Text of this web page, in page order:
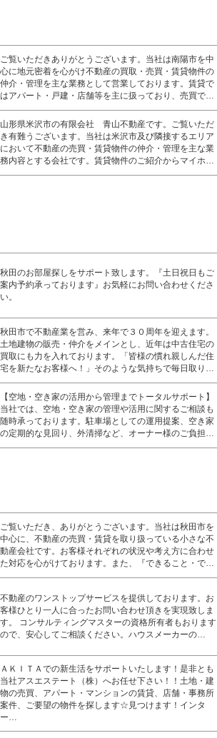
ご覧いただきありがとうございます。当社は南陽市を中
心に地元密着を心がけ不動産の買取・売買・賃貸物件の
仲介・管理を主な業務として営業しております。賃貸で
はアパート・戸建・店舗等を主に扱っており、売買で…
山形県米沢市の有限会社 青山不動産です。ご覧いただ
き有難うございます。当社は米沢市及び隣接するエリア
において不動産の売買・賃貸物件の仲介・管理を主な業
務内容とする会社です。賃貸物件のご紹介からマイホ…
秋田のお部屋探しをサポート致します。『土日祝日もご
案内予約承っております』お気軽にお問い合わせくださ
い。
秋田市で不動産業を営み、来年で３０周年を迎えます。
土地建物の販売・仲介をメインとし、近年は中古住宅の
買取にも力を入れております。「皆様の慣れ親しんだ住
宅を新たなお客様へ！」そのような気持ちで毎日取り…
【空地・空き家の活用から管理までトータルサポート】
当社では、空地・空き家の管理や活用に関するご相談も
随時承っております。駐車場としての運用提案、空き家
の定期的な見回り、外清掃など、オーナー様のご負担…
ご覧いただき、ありがとうございます。当社は秋田市を
中心に、不動産の売買・賃貸を取り扱っている小さな不
動産会社です。お客様それぞれの状況や考え方に合わせ
た対応を心がけております。また、『できること・で…
不動産のワンストップサービスを提供しております。お
客様ひとり一人に合ったお問い合わせ頂きを実現致しま
す。 コンサルティングマスターの資格所有者もおります
ので、安心してご相談ください。ハウスメーカーの…
ＡＫＩＴＡでの新生活をサポートいたします！是非とも
当社アスエステート（株）へお任せ下さい！！土地・建
物の売買、アパート・マンションの賃貸、店舗・事務所
案件、ご要望の物件を探します☆見つけます！インタ
ー…